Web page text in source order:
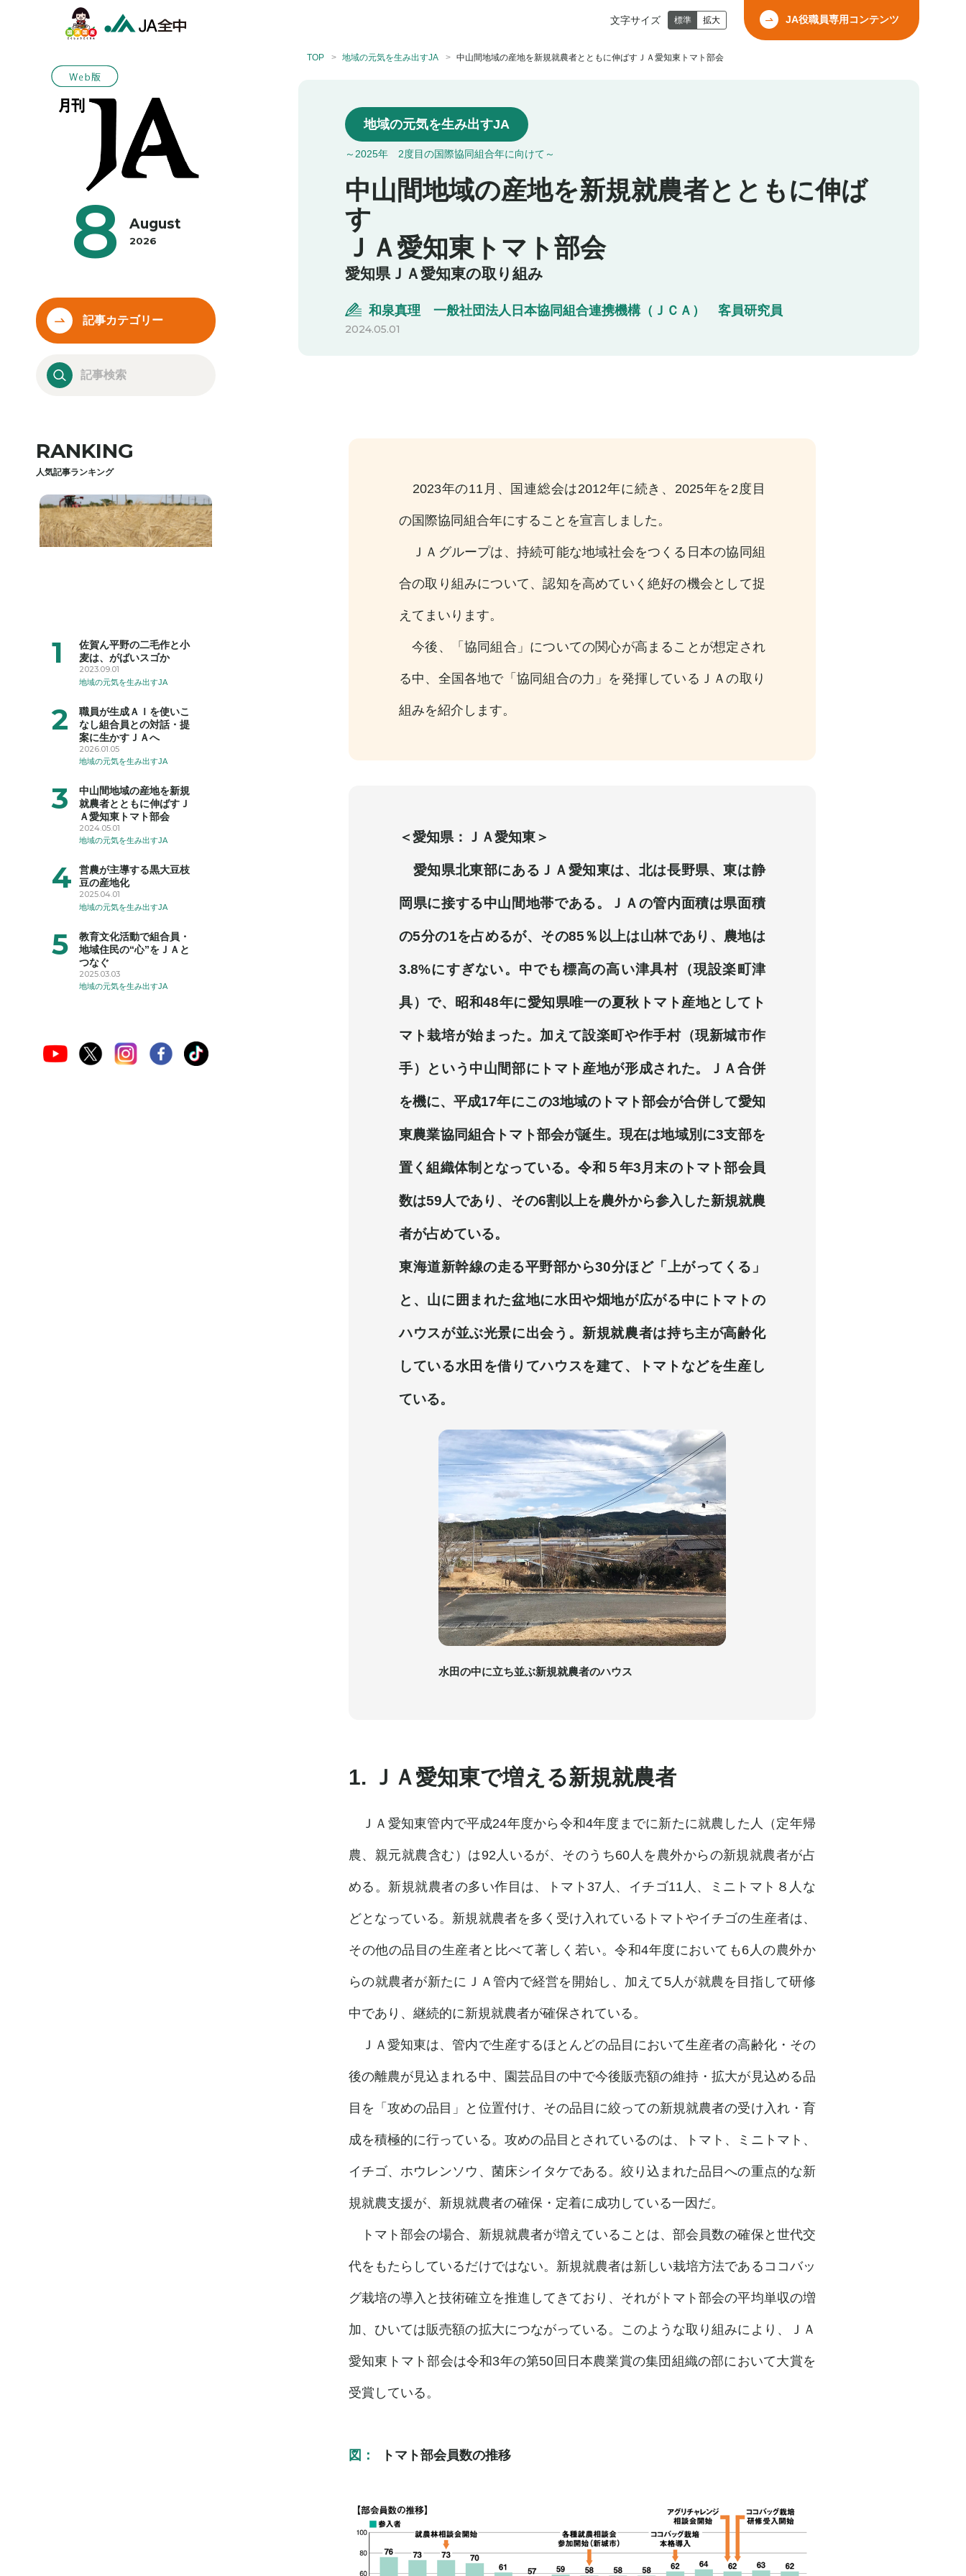
8 August
2026
記事カテゴリー
RANKING
人気記事ランキング
佐賀ん平野の二毛作と小
麦は、がばいスゴか
2023.09.01
地域の元気を生み出すJA
職員が生成ＡＩを使いこ
なし組合員との対話・提
案に生かすＪＡへ
2026.01.05
地域の元気を生み出すJA
中山間地域の産地を新規
就農者とともに伸ばすＪ
Ａ愛知東トマト部会
2024.05.01
地域の元気を生み出すJA
営農が主導する黒大豆枝
豆の産地化
2025.04.01
地域の元気を生み出すJA
教育文化活動で組合員・
地域住民の“心”をＪＡと
つなぐ
2025.03.03
地域の元気を生み出すJA
文字サイズ 標準 拡大 JA役職員専用コンテンツ
TOP 地域の元気を生み出すJA 中山間地域の産地を新規就農者とともに伸ばすＪＡ愛知東トマト部会
地域の元気を生み出すJA
～2025年 2度目の国際協同組合年に向けて～
中山間地域の産地を新規就農者とともに伸ば
す
ＪＡ愛知東トマト部会
愛知県ＪＡ愛知東の取り組み
和泉真理 一般社団法人日本協同組合連携機構（ＪＣＡ） 客員研究員
2024.05.01
2023年の11月、国連総会は2012年に続き、2025年を2度目
の国際協同組合年にすることを宣言しました。
ＪＡグループは、持続可能な地域社会をつくる日本の協同組
合の取り組みについて、認知を高めていく絶好の機会として捉
えてまいります。
今後、「協同組合」についての関心が高まることが想定され
る中、全国各地で「協同組合の力」を発揮しているＪＡの取り
組みを紹介します。
＜愛知県：ＪＡ愛知東＞
愛知県北東部にあるＪＡ愛知東は、北は長野県、東は静
岡県に接する中山間地帯である。ＪＡの管内面積は県面積
の5分の1を占めるが、その85％以上は山林であり、農地は
3.8%にすぎない。中でも標高の高い津具村（現設楽町津
具）で、昭和48年に愛知県唯一の夏秋トマト産地としてト
マト栽培が始まった。加えて設楽町や作手村（現新城市作
手）という中山間部にトマト産地が形成された。ＪＡ合併
を機に、平成17年にこの3地域のトマト部会が合併して愛知
東農業協同組合トマト部会が誕生。現在は地域別に3支部を
置く組織体制となっている。令和５年3月末のトマト部会員
数は59人であり、その6割以上を農外から参入した新規就農
者が占めている。
東海道新幹線の走る平野部から30分ほど「上がってくる」
と、山に囲まれた盆地に水田や畑地が広がる中にトマトの
ハウスが並ぶ光景に出会う。新規就農者は持ち主が高齢化
している水田を借りてハウスを建て、トマトなどを生産し
ている。
水田の中に立ち並ぶ新規就農者のハウス
1. ＪＡ愛知東で増える新規就農者
ＪＡ愛知東管内で平成24年度から令和4年度までに新たに就農した人（定年帰
農、親元就農含む）は92人いるが、そのうち60人を農外からの新規就農者が占
める。新規就農者の多い作目は、トマト37人、イチゴ11人、ミニトマト８人な
どとなっている。新規就農者を多く受け入れているトマトやイチゴの生産者は、
その他の品目の生産者と比べて著しく若い。令和4年度においても6人の農外か
らの就農者が新たにＪＡ管内で経営を開始し、加えて5人が就農を目指して研修
中であり、継続的に新規就農者が確保されている。
ＪＡ愛知東は、管内で生産するほとんどの品目において生産者の高齢化・その
後の離農が見込まれる中、園芸品目の中で今後販売額の維持・拡大が見込める品
目を「攻めの品目」と位置付け、その品目に絞っての新規就農者の受け入れ・育
成を積極的に行っている。攻めの品目とされているのは、トマト、ミニトマト、
イチゴ、ホウレンソウ、菌床シイタケである。絞り込まれた品目への重点的な新
規就農支援が、新規就農者の確保・定着に成功している一因だ。
トマト部会の場合、新規就農者が増えていることは、部会員数の確保と世代交
代をもたらしているだけではない。新規就農者は新しい栽培方法であるココバッ
グ栽培の導入と技術確立を推進してきており、それがトマト部会の平均単収の増
加、ひいては販売額の拡大につながっている。このような取り組みにより、ＪＡ
愛知東トマト部会は令和3年の第50回日本農業賞の集団組織の部において大賞を
受賞している。
図： トマト部会員数の推移